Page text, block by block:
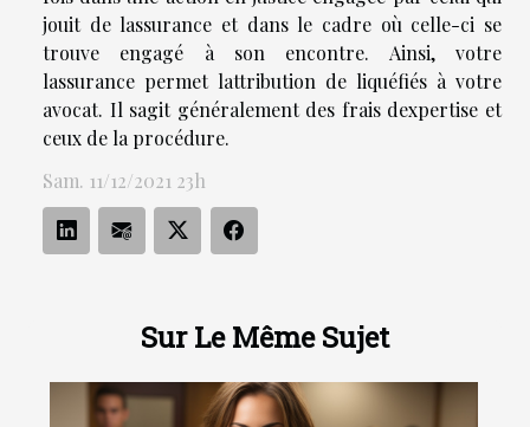
Sur Le Même Sujet
jouit de lassurance et dans le cadre où celle-ci se
trouve engagé à son encontre. Ainsi, votre
lassurance permet lattribution de liquéfiés à votre
avocat. Il sagit généralement des frais dexpertise et
ceux de la procédure.
Sam. 11/12/2021 23h